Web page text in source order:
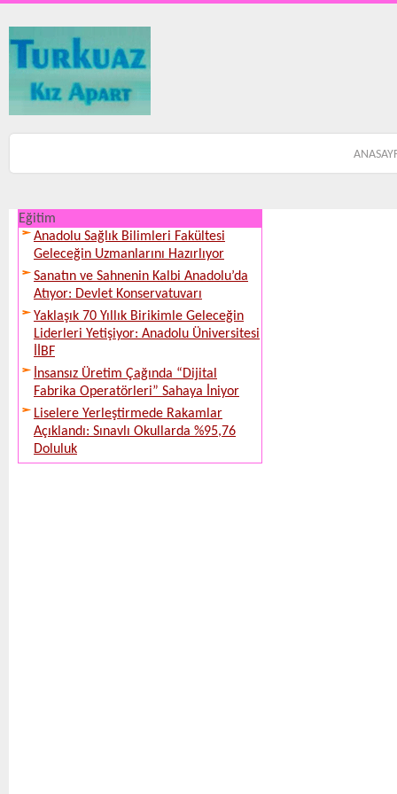
Eğitim
Anadolu Sağlık Bilimleri Fakültesi
Geleceğin Uzmanlarını Hazırlıyor
Sanatın ve Sahnenin Kalbi Anadolu’da
Atıyor: Devlet Konservatuvarı
Yaklaşık 70 Yıllık Birikimle Geleceğin
Liderleri Yetişiyor: Anadolu Üniversitesi
İİBF
İnsansız Üretim Çağında “Dijital
Fabrika Operatörleri” Sahaya İniyor
Liselere Yerleştirmede Rakamlar
Açıklandı: Sınavlı Okullarda %95,76
Doluluk